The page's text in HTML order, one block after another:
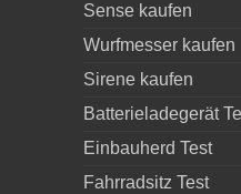
Sense kaufen
Wurfmesser kaufen
Sirene kaufen
Batterieladegerät
Einbauherd Test
Fahrradsitz Test